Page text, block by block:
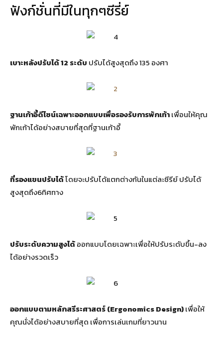
ฟังก์ชั่นที่มีในทุกๆซีรี่ย์
เบาะหลังปรับได้ 12 ระดับ ปรับได้สูงสุดถึง 135 องศา
ฐานเก้าอี้ดีไซน์เฉพาะออกแบบเพื่อรองรับการพักเท้าเพื่อนให้คุณ
พักเก้าได้อย่างสบายที่สุดที่ฐานเก้าอี้
ที่รองแขนปรับได้โดยจะปรับได้แตกต่างกันในแต่ละซีรีย์ ปรับได้
สูงสุดถึง6ทิศทาง
ปรับระดับความสูงได้ออกแบบโดยเฉพาะเพื่อให้ปรับระดับขึ้น-ลง
ได้อย่างรวดเร็ว
ออกแบบตามหลักสรีระศาสตร์ (Ergonomics Design)เพื่อให้
คุณนั่งได้อย่างสบายที่สุด เพื่อการเล่นเกมที่ยาวนาน